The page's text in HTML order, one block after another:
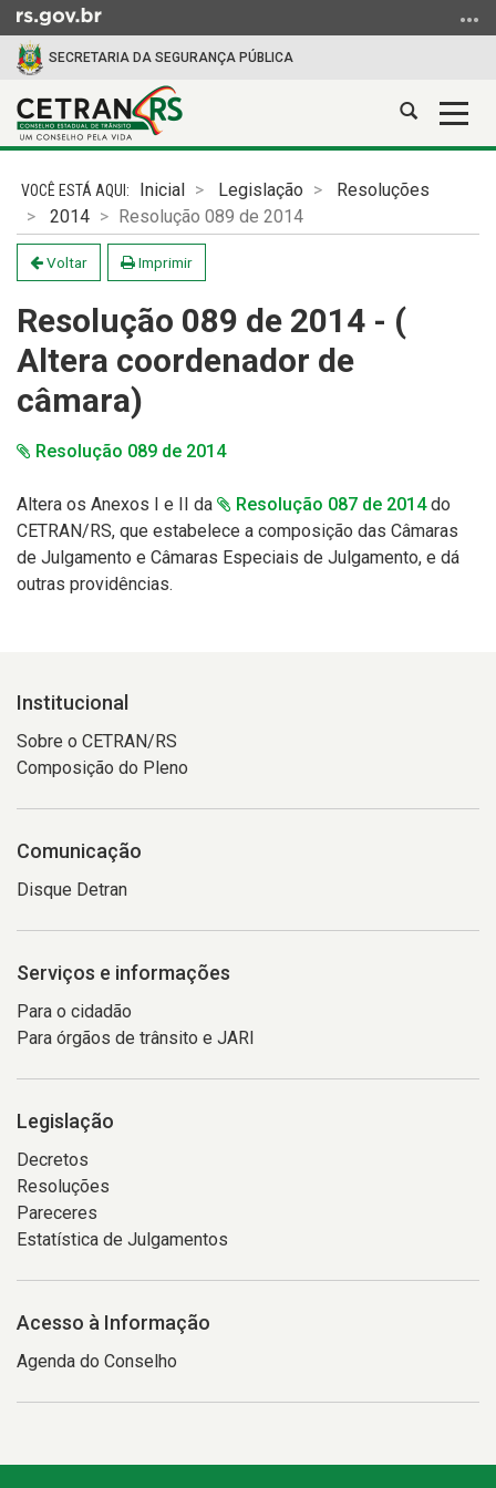
para
para
menu
para
busca
SECRETARIA DA SEGURANÇA PÚBLICA
Abrir
conteúdo
Inicial Legislação
Resoluções
2014
Resolução 089 de 2014
Voltar Imprimir
Resolução 089 de 2014 - (
Altera coordenador de
câmara)
Resolução 089 de 2014
Altera os Anexos I e II da Resolução 087 de 2014do
CETRAN/RS, que estabelece a composição das Câmaras
de Julgamento e Câmaras Especiais de Julgamento, e dá
outras providências.
Institucional
Sobre o CETRAN/RS
Composição do Pleno
Comunicação
Disque Detran
Serviços e informações
Para o cidadão
Para órgãos de trânsito e JARI
Legislação
Decretos
Resoluções
Pareceres
Estatística de Julgamentos
Acesso à Informação
Agenda do Conselho